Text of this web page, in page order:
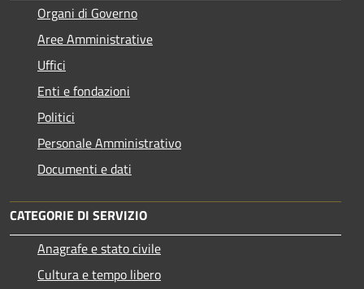
Organi di Governo
Aree Amministrative
Uffici
Enti e fondazioni
Politici
Personale Amministrativo
Documenti e dati
CATEGORIE DI SERVIZIO
Anagrafe e stato civile
Cultura e tempo libero